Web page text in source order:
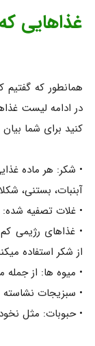
غذاهایی
همانطور که گفتیم
در ادامه لیست
کنید برای شما بیان
• شکر: هر ماده
آبنبات، بستنی،
• غلات تصفیه شده:
• غذاهای رژیمی
از شکر استفاده
• میوه ها: از جمله
• سبزیجات
• حبوبات: مثل